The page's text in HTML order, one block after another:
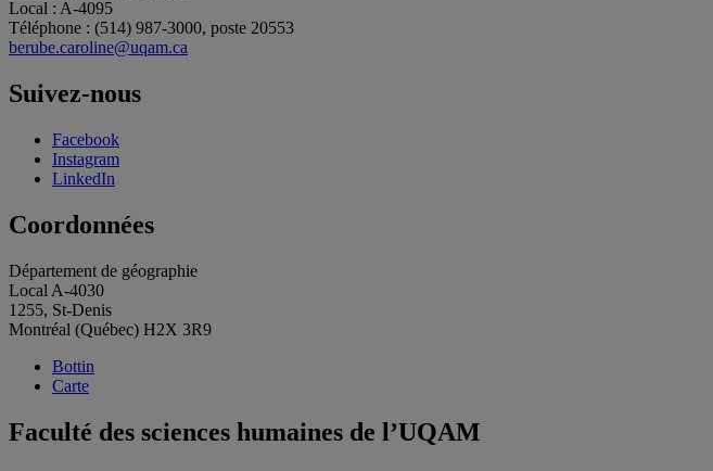
Local : A-4095
Téléphone : (514) 987-3000, poste 20553
berube.caroline@uqam.ca
Suivez-nous
Facebook
Instagram
LinkedIn
Coordonnées
Département de géographie
Local A-4030
1255, St-Denis
Montréal (Québec) H2X 3R9
Bottin
Carte
Faculté des sciences humaines de l’UQAM